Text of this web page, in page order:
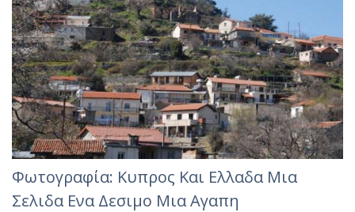
Φωτογραφία: Κυπρος Και Ελλαδα Μια
Σελιδα Ενα Δεσιμο Μια Αγαπη